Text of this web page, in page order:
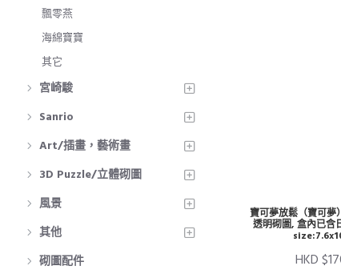
飄零燕
海綿寶寶
其它
宮崎駿
Sanrio
Art/插畫，藝術畫
3D Puzzle/立體砌圖
風景
其他
砌圖配件
寶可夢放鬆（寶可夢
透明砌圖, 盒內已含
HKD